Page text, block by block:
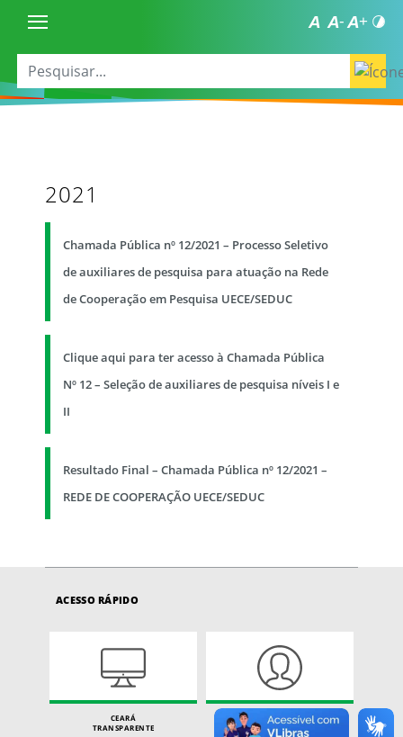
2021
Chamada Pública nº 12/2021 – Processo Seletivo
de auxiliares de pesquisa para atuação na Rede
de Cooperação em Pesquisa UECE/SEDUC
Clique aqui para ter acesso à Chamada Pública
Nº 12 – Seleção de auxiliares de pesquisa níveis I e
II
Resultado Final – Chamada Pública nº 12/2021 –
REDE DE COOPERAÇÃO UECE/SEDUC
ACESSO RÁPIDO
CEARÁ
TRANSPARENTE
CARTA DE SERVIÇOS
DO CIDADÃO